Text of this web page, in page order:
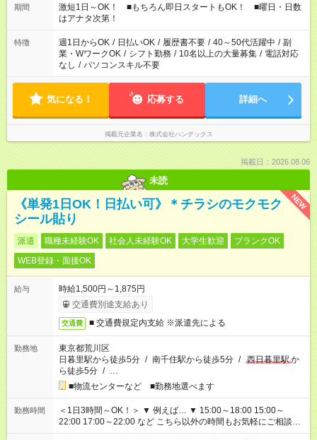
期間
激短1日～OK！ ■もちろん即日スタートもOK！ ■曜日・日数
はアナタ次第！
特徴 週1日からOK / 日払いOK / 履歴書不要 / 40～50代活躍中 / 副
業・WワークOK / シフト勤務 / 10名以上の大量募集 / 電話対応
なし / パソコンスキル不要
気になる！ 応募する 詳細へ
掲載元企業名 株式会社ハンデックス
掲載日：2026.08.06
未読
NEW
《単発1日OK！日払い可》＊チラシのモクモク
シール貼り
派遣 職種未経験OK 社会人未経験OK 大学生歓迎
ブランクOK
WEB登録・面接OK
給与
時給1,500円～1,875円
交通費別途支給あり
交通費 ■ 交通費規定内支給 ※派遣先による
勤務地
東京都荒川区
日暮里駅から徒歩5分 / 南千住駅から徒歩5分 / 西日暮里駅か
ら徒歩5分 / …
■物流センターなど ■勤務地選べます
勤務時間
＜1日3時間～OK！＞ ▼ 例えば… ▼ 15:00～18:00 15:00～
22:00 17:00～22:00 など こちら以外の時間もお気軽にご相談く
ださい！